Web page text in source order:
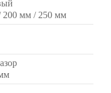
мм / 250 мм